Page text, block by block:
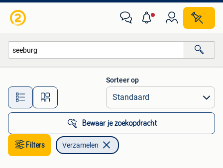
Alle afstanden…
Sorteer op
Bewaar je zoekopdracht
Filters Verzamelen